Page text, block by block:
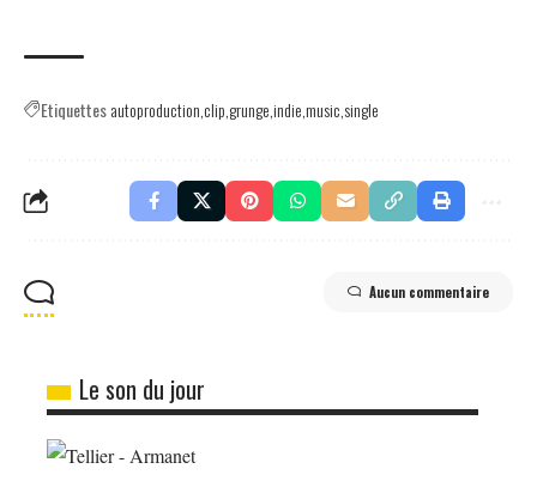
Etiquettesautoproduction clip grungeindiemusicsingle
Aucun commentaire
Le son du jour